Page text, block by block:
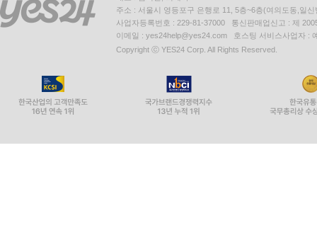
주소 : 서울시 영등포구 은행로 11, 5층~6층(여의도동,일신
사업자등록번호 : 229-81-37000 통신판매업신고 : 제
이메일 : yes24help@yes24.com 호스팅 서비스사업자 :
Copyright ⓒ YES24 Corp. All Rights Reserved.